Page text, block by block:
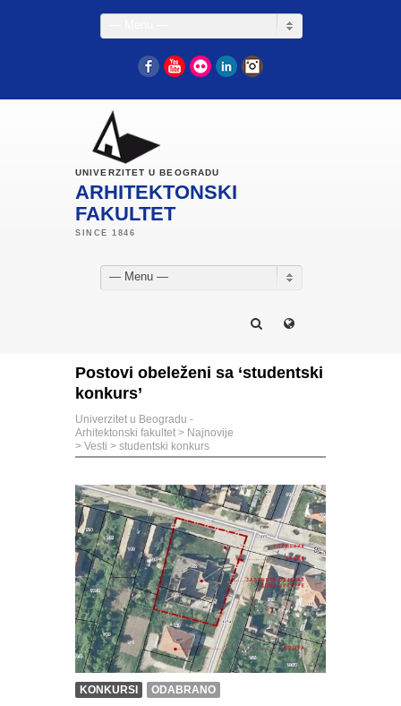
FacebookYouTube
Flickr LinkedIn
UNIVERZITET U BEOGRADU
ARHITEKTONSKI
FAKULTET
— Menu —
Postovi obeleženi sa ‘studentski
konkurs’
Univerzitet u Beogradu -
Arhitektonski fakultet > Najnovije
> Vesti > studentski konkurs
KONKURSI ODABRANO